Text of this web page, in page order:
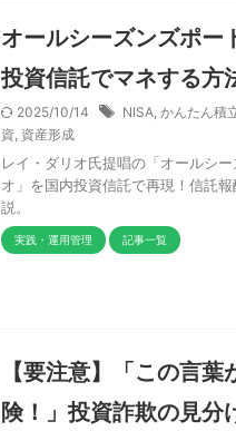
オールシーズンズポー
投資信託でマネする方
2025/10/14 NISA, かんたん積
資, 資産形成
レイ・ダリオ氏提唱の「オールシ
オ」を国内投資信託で再現！信託
説。
実践・運用管理 記事一覧
【要注意】「この言葉
険！」投資詐欺の見分